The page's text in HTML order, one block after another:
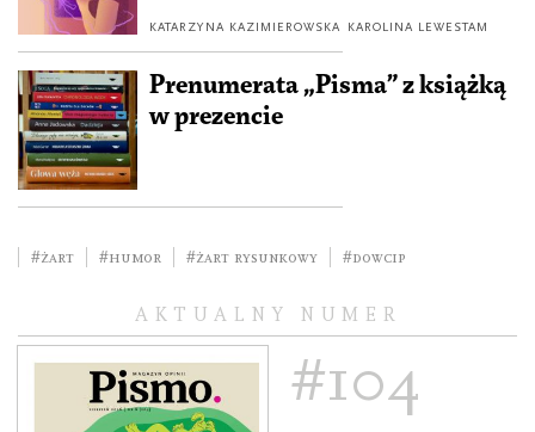
KATARZYNA KAZIMIEROWSKA KAROLINA LEWESTAM
Prenumerata „Pisma” z książką
w prezencie
#żart #humor #żart rysunkowy #dowcip
AKTUALNY NUMER
#104